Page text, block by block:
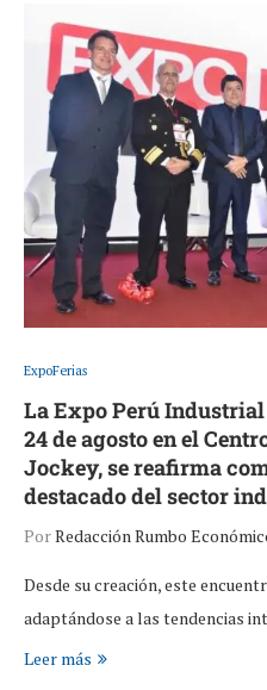
ExpoFerias
La Expo Perú
24 de agosto en el
Jockey, se reafirma
destacado del sector
PorRedacción Rumbo
Desde su creación, este
adaptándose a las tendencias
Leer más